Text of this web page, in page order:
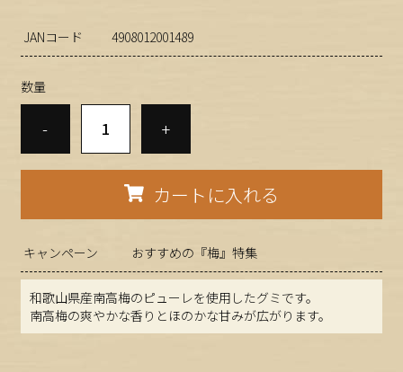
JANコード 4908012001489
数量
- +
カートに入れる
キャンペーン おすすめの『梅』特集
和歌山県産南高梅のピューレを使用したグミです。
南高梅の爽やかな香りとほのかな甘みが広がります。